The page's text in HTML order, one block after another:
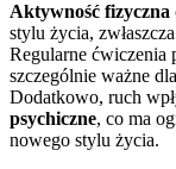
Aktywność fizyczna
stylu życia,
Regularne ćwiczenia
szczególnie ważne
Dodatkowo, ruch
psychiczne, co ma
nowego stylu życia.